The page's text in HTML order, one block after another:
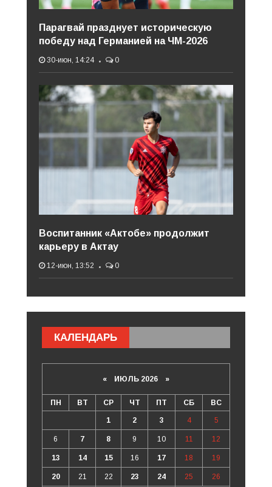
Парагвай празднует историческую
победу над Германией на ЧМ-2026
30-июн, 14:24 0
Воспитанник «Актобе» продолжит
карьеру в Актау
12-июн, 13:52 0
КАЛЕНДАРЬ
« ИЮЛЬ 2026 »
ПН ВТ СР ЧТ ПТ СБ ВС
1 2 3 4 5
6 7 8 9 10 11 12
13 14 15 16 17 18 19
20 21 22 23 24 25 26